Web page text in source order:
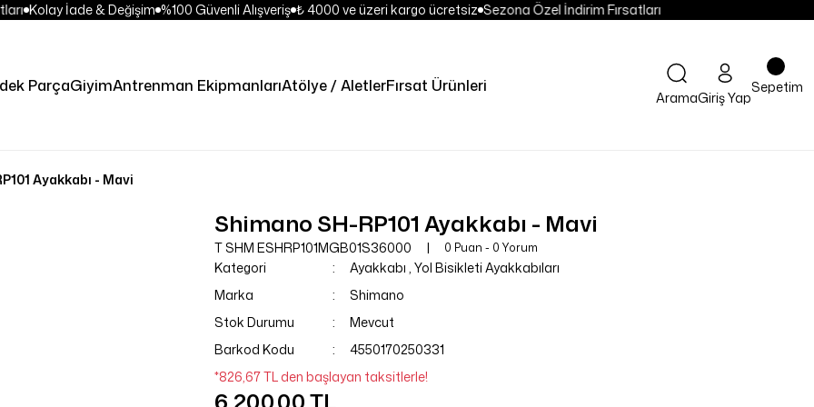
Kolay İade & Değişim %100 Güvenli Alışveriş ₺ 4000 ve üzeri kargo ücretsiz Sezona Özel İndirim Fırsatları
ParçaGiyimAntrenman EkipmanlarıAtölye / AletlerFırsat Ürünleri
AramaGiriş Yap
Sepetim
Ayakkabı - Mavi
Shimano SH-RP101 Ayakkabı - Mavi
T SHM ESHRP101MGB01S36000 0 Puan - 0 Yorum
Kategori Ayakkabı , Yol Bisikleti Ayakkabıları
Marka
Shimano
Stok Durumu
Mevcut
Barkod Kodu
4550170250331
*826,67 TL den başlayan taksitlerle!